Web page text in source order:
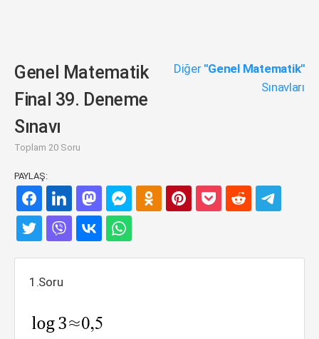
Genel Matematik
Final 39. Deneme
Sınavı
Toplam 20 Soru
Diğer "Genel Matematik"
Sınavları
PAYLAŞ:
1.Soru